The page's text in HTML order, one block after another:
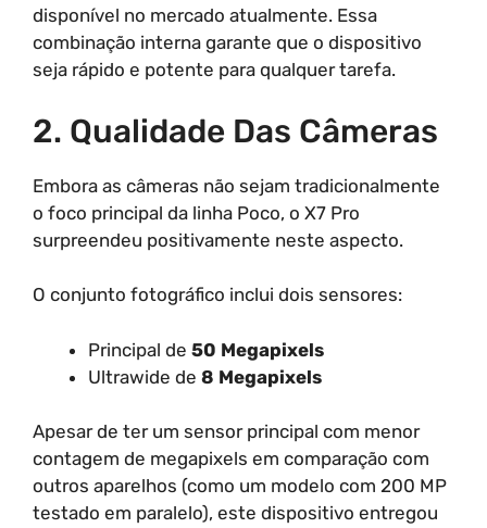
disponível no mercado atualmente. Essa
combinação interna garante que o dispositivo
seja rápido e potente para qualquer tarefa.
2. Qualidade Das Câmeras
Embora as câmeras não sejam tradicionalmente
o foco principal da linha Poco, o X7 Pro
surpreendeu positivamente neste aspecto.
O conjunto fotográfico inclui dois sensores:
Principal de 50 Megapixels
Ultrawide de 8 Megapixels
Apesar de ter um sensor principal com menor
contagem de megapixels em comparação com
outros aparelhos (como um modelo com 200 MP
testado em paralelo), este dispositivo entregou